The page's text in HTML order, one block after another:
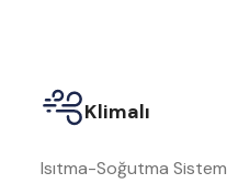
Klimalı
Isıtma-Soğutma